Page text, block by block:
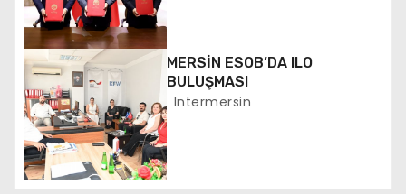
m
e
s
i
MERSİN ESOB’DA ILO
BULUŞMASI
Intermersin